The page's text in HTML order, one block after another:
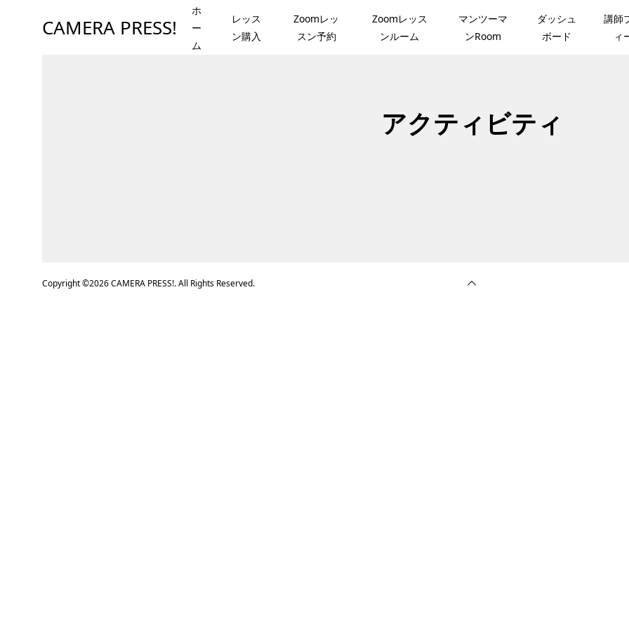
CAMERA PRESS!
ホ
ー
ム
レッス
ン購入
Zoomレッ
スン予約
Zoomレッス
ンルーム
マンツーマ
ンRoom
ダッシュ
ボード
講師
ィ
アクティビティ
Copyright ©2026CAMERA PRESS!. All Rights Reserved.